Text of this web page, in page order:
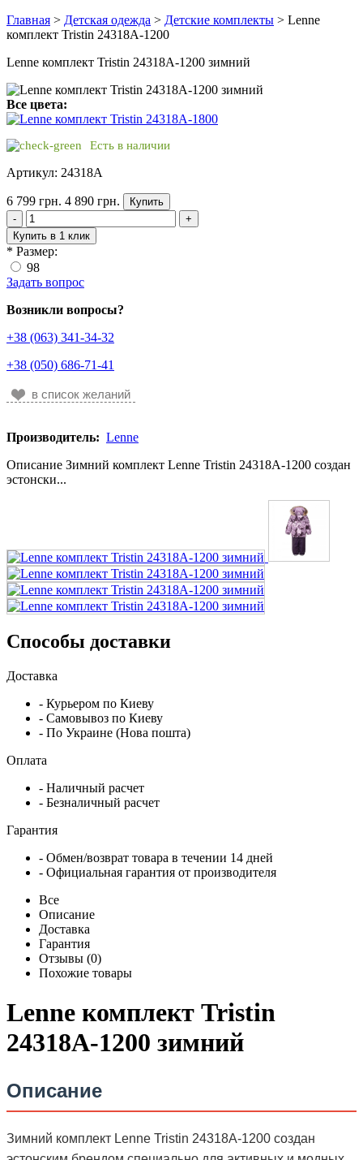
Главная > Детская одежда > Детские комплекты > Lenne
комплект Tristin 24318A-1200
Lenne комплект Tristin 24318A-1200 зимний
Все цвета:
Есть в наличии
Артикул: 24318A
6 799 грн. 4 890 грн.
Купить
-
+
Купить в 1 клик
* Размер:
98
Задать вопрос
Возникли вопросы?
+38 (063) 341-34-32
+38 (050) 686-71-41
в список желаний
Производитель: Lenne
Описание Зимний комплект Lenne Tristin 24318A-1200 создан
эстонски...
Способы доставки
Доставка
- Курьером по Киеву
- Самовывоз по Киеву
- По Украине (Нова пошта)
Оплата
- Наличный расчет
- Безналичный расчет
Гарантия
- Обмен/возврат товара в течении 14 дней
- Официальная гарантия от производителя
Все
Описание
Доставка
Гарантия
Отзывы (0)
Похожие товары
Lenne комплект Tristin
24318A-1200 зимний
Описание
Зимний комплект Lenne Tristin 24318A-1200 создан